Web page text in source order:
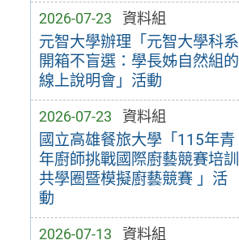
2026-07-23 資料組
元智大學辦理「元智大學科系
開箱不盲選：學長姊自然組的
線上說明會」活動
2026-07-23 資料組
國立高雄餐旅大學「115年青
年廚師挑戰國際廚藝競賽培訓
共學圈暨模擬廚藝競賽 」活
動
2026-07-13 資料組